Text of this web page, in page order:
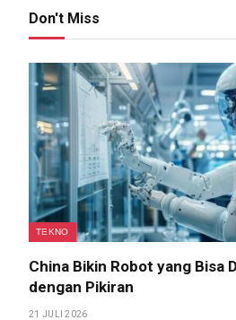
Don't Miss
TEKNO
China Bikin Robot yang Bisa
dengan Pikiran
21 JULI 2026